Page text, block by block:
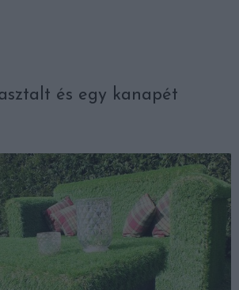
és egy kanapét